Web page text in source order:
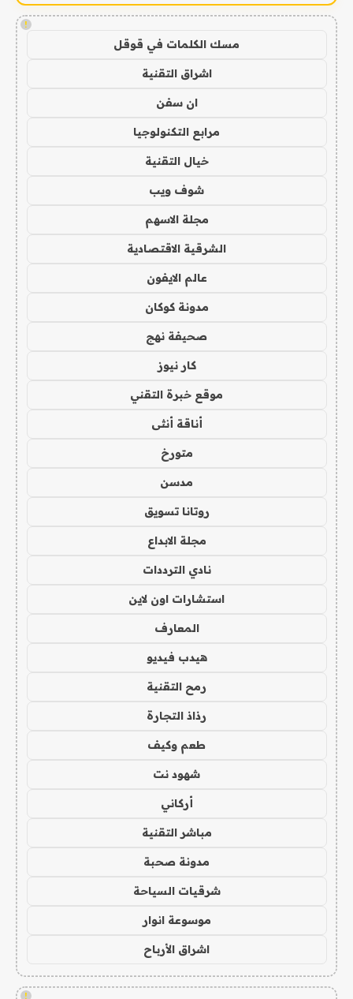
!
مسك الكلمات في قوقل
اشراق التقنية
ان سفن
مرابع التكنولوجيا
خيال التقنية
شوف ويب
مجلة الاسهم
الشرقية الاقتصادية
عالم الايفون
مدونة كوكان
صحيفة نهج
كار نيوز
موقع خبرة التقني
أناقة أنثى
متورخ
مدسن
روتانا تسويق
مجلة الابداع
نادي الترددات
استشارات اون لاين
المعارف
هيدب فيديو
رمح التقنية
رذاذ التجارة
طعم وكيف
شهود نت
أركاني
مباشر التقنية
مدونة صحبة
شرقيات السياحة
موسوعة انوار
اشراق الأرباح
!